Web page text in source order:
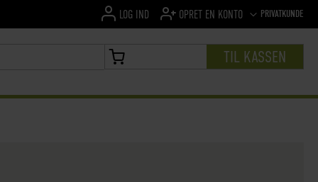
SPROGPRIVATKUNDE
LOG IND OPRET EN KONTO
MIN INDKØBSKURV TIL KASSEN